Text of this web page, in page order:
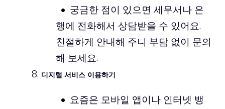
궁금한 점이 있으면 세무서나 은
행에 전화해서 상담받을 수 있어요.
친절하게 안내해 주니 부담 없이 문의
해 보세요.
디지털 서비스 이용하기
요즘은 모바일 앱이나 인터넷 뱅